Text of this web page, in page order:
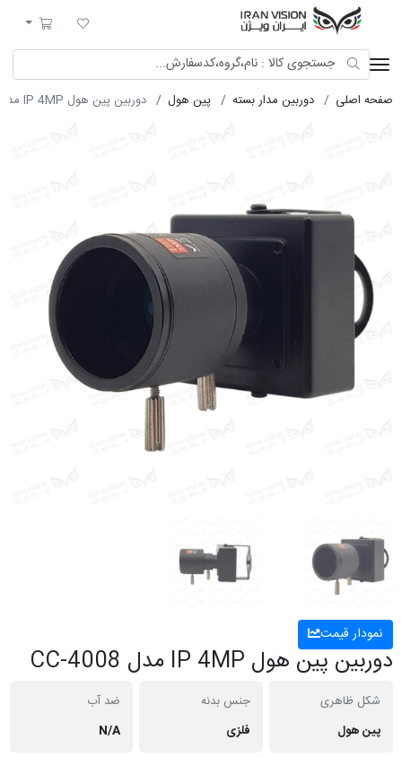
لیست مورد علاقه
سبد خرید
صفحه اصلی دوربین مدار بسته پین هول دوربین پین هول IP 4MP مدل CC-4008
نمودار قیمت
دوربین پین هول IP 4MP مدل CC-4008
شکل ظاهری
پین هول
جنس بدنه
فلزی
ضد آب
N/A